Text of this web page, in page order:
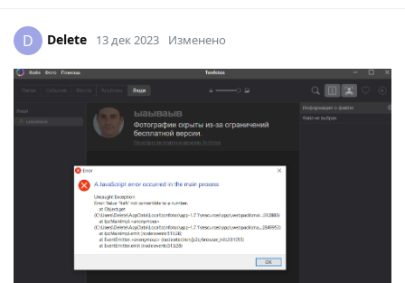
D Delete 13 дек 2023 Изменено